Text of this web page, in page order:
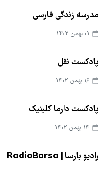
مدرسه زندگی فارسی
پادکست نقل
پادکست دارما کلینیک
رادیو بارسا | RadioBarsa